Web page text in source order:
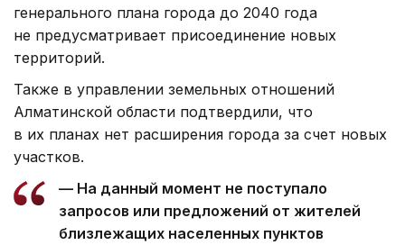
генерального плана города до 2040 года
не предусматривает присоединение новых
территорий.
Также в управлении земельных отношений
Алматинской области подтвердили, что
в их планах нет расширения города за счет новых
участков.
— На данный момент не поступало
запросов или предложений от жителей
близлежащих населенных пунктов